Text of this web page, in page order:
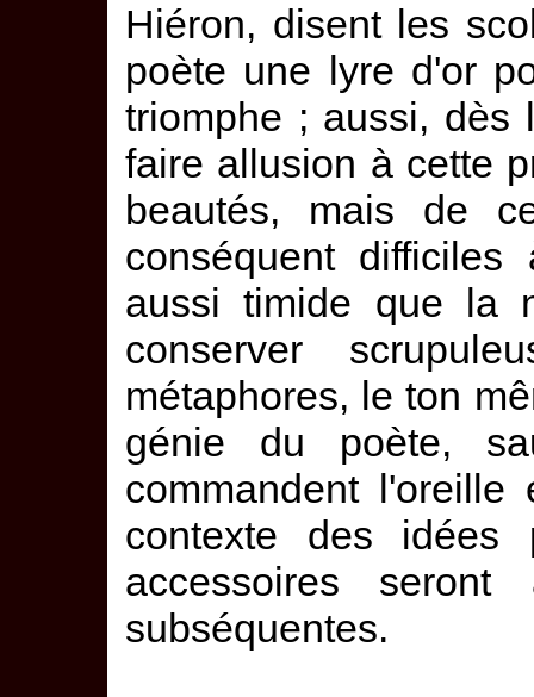
Hiéron, disent les
poète une lyre d'or
triomphe ; aussi, dès
faire allusion à cette
beautés, mais de
conséquent
aussi timide que la
conserver
métaphores, le ton
génie du poète,
commandent
contexte des idées
accessoires
subséquentes.